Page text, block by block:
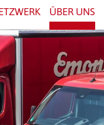
ÜBER UNS